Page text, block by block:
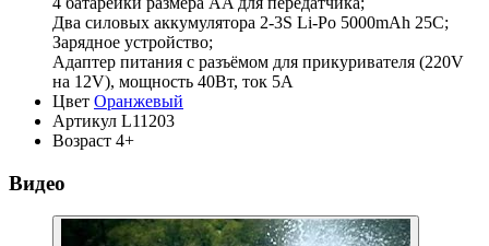
Два силовых аккумулятора 2-3S Li-Po 5000mAh 25C;
Зарядное устройство;
Адаптер питания с разъёмом для прикуривателя (220V
на 12V), мощность 40Вт, ток 5А
Цвет Оранжевый
Артикул L11203
Возраст 4+
Видео